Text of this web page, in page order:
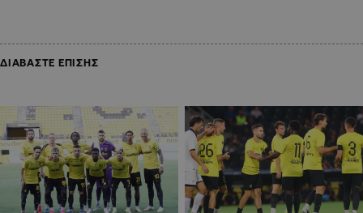
ΔΙΑΒΑΣΤΕ ΕΠΙΣΗΣ